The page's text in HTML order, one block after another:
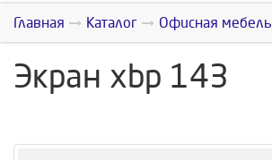
Главная Каталог Офисная мебель
Экран xbp 143